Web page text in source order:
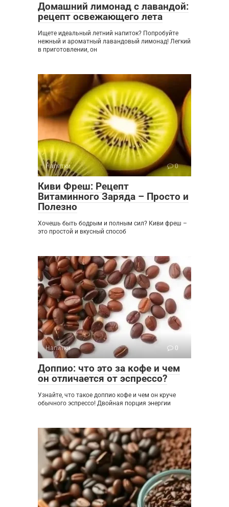
Домашний лимонад с лавандой:
рецепт освежающего лета
Ищете идеальный летний напиток? Попробуйте
нежный и ароматный лавандовый лимонад! Легкий
в приготовлении, он
Напитки 0
Киви Фреш: Рецепт
Витаминного Заряда – Просто и
Полезно
Хочешь быть бодрым и полным сил? Киви фреш –
это простой и вкусный способ
Напитки 0
Доппио: что это за кофе и чем
он отличается от эспрессо?
Узнайте, что такое доппио кофе и чем он круче
обычного эспрессо! Двойная порция энергии